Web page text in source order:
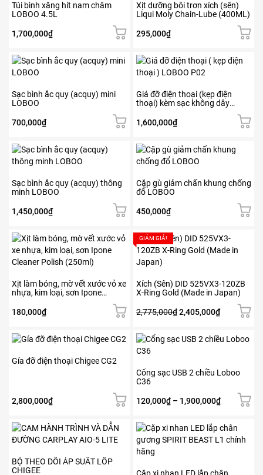
Túi bình xăng hít nam châm
LOBOO 4.5L
1,700,000₫
Xịt dưỡng bôi trơn xích (sên)
Liqui Moly Chain-Lube (400ML)
295,000₫
Sạc bình ắc quy (acquy) mini
LOBOO
700,000₫
Giá đỡ điện thoại (kẹp điện
thoại) kèm sạc không dây
1,600,000₫
Sản
phẩm
có
nhiều
thể.
tùy
chọn
thể
chọn
trang
sản
phẩm
Sạc bình ắc quy (acquy) thông
minh LOBOO
1,450,000₫
Cặp gù giảm chấn khung chống
đổ LOBOO
450,000₫
Xịt làm bóng, mờ vết xước vỏ xe
nhựa, kim loại, sơn Ipone
180,000₫
GIẢM GIÁ!
Xích (Sên) DID 525VX3-120ZB
X-Ring Gold (Made in Japan)
2,775,000₫Giá
là:
2,405,000₫Giá
tại
Gía đỡ điện thoại Chigee CG2
2,800,000₫
Sản
này
thể.
tùy
chọn
thể
Cổng sạc USB 2 chiều Loboo
C36
120,000₫ – 1,900,000₫Khoảng
từ
120,000₫
Sản
phẩm
có
nhiều
thể.
tùy
chọn
có
BỘ THEO DÕI ÁP SUẤT LỐP
CHIGEE
Sản
phẩm
có
nhiều